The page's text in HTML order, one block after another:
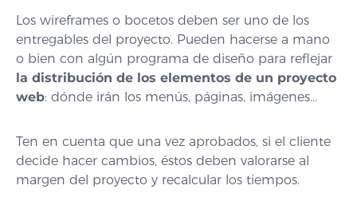
Los wireframes o bocetos deben ser uno de los
entregables del proyecto. Pueden hacerse a mano
o bien con algún programa de diseño para reflejar
la distribución de los elementos de un proyecto
web: dónde irán los menús, páginas, imágenes…
Ten en cuenta que una vez aprobados, si el cliente
decide hacer cambios, éstos deben valorarse al
margen del proyecto y recalcular los tiempos.